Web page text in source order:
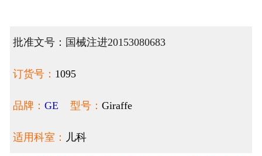
批准文号：国械注进20153080683
订货号： 1095
品牌： GE 型号： Giraffe
适用科室： 儿科